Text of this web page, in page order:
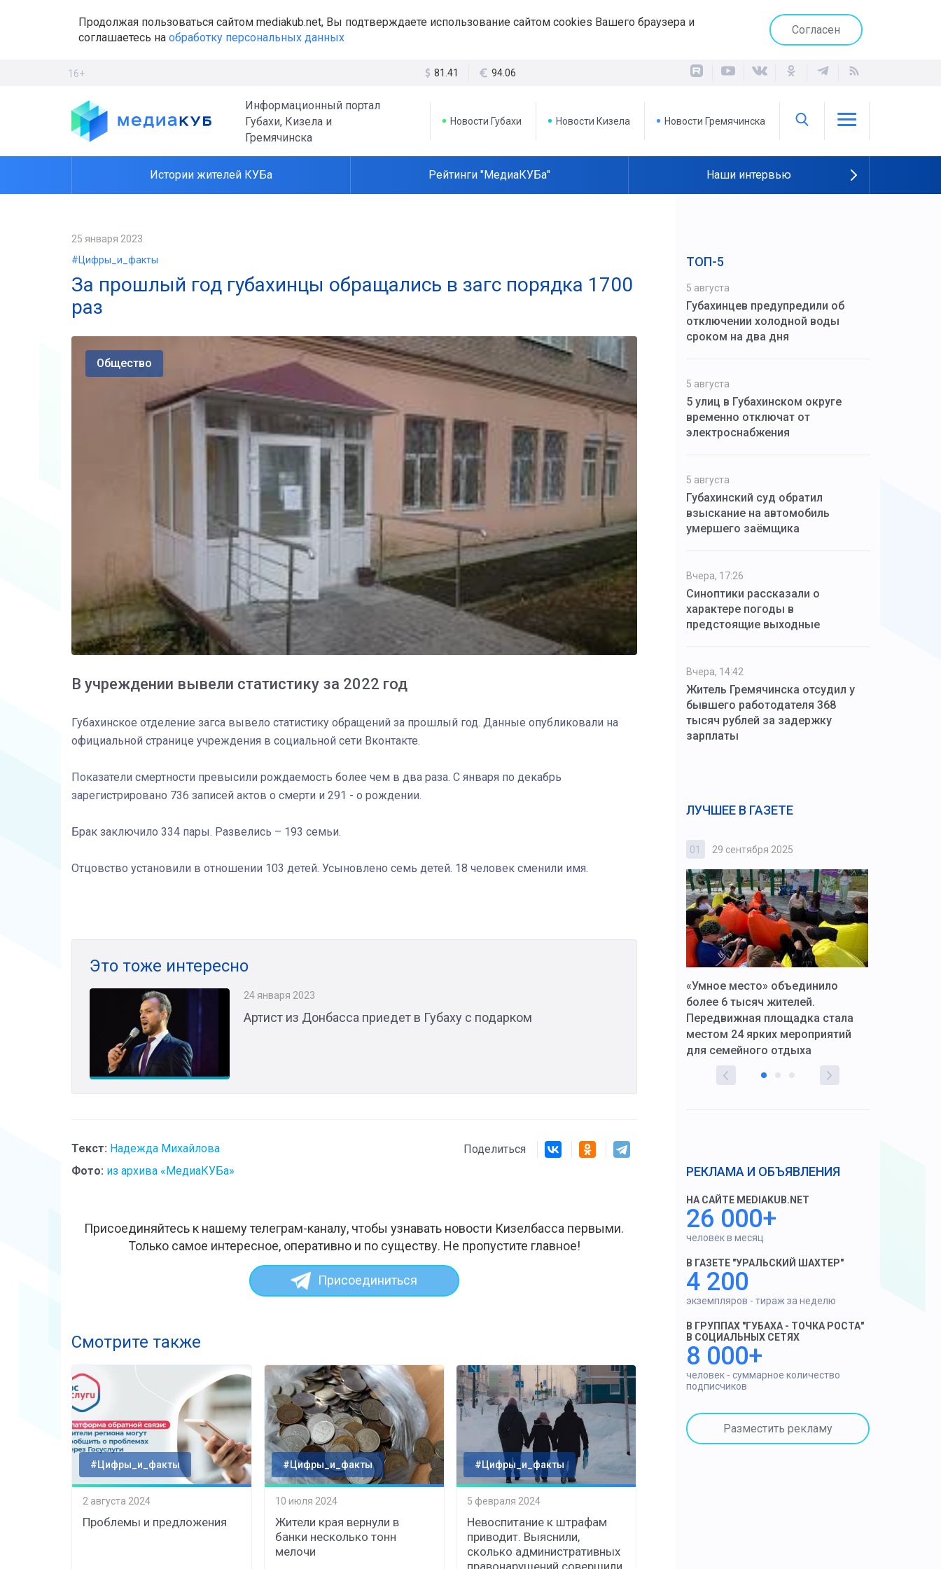
Продолжая пользоваться сайтом mediakub.net, Вы подтверждаете использование сайтом cookies Вашего браузера и
соглашаетесь на обработку персональных данных
Согласен
16+ 81.41 94.06
Информационный портал
Губахи, Кизела и
Гремячинска
Новости Губахи Новости Кизела Новости Гремячинска
Истории жителей КУБа Рейтинги "МедиаКУБа" Наши интервью
25 января 2023
#Цифры_и_факты
За прошлый год губахинцы обращались в загс порядка 1700
раз
Общество
В учреждении вывели статистику за 2022 год
Губахинское отделение загса вывело статистику обращений за прошлый год. Данные опубликовали на
официальной странице учреждения в социальной сети Вконтакте.
Показатели смертности превысили рождаемость более чем в два раза. С января по декабрь
зарегистрировано 736 записей актов о смерти и 291 - о рождении.
Брак заключило 334 пары. Развелись – 193 семьи.
Отцовство установили в отношении 103 детей. Усыновлено семь детей. 18 человек сменили имя.
Это тоже интересно
24 января 2023
Артист из Донбасса приедет в Губаху с подарком
Текст: Надежда Михайлова
Фото: из архива «МедиаКУБа»
Поделиться
Присоединяйтесь к нашему телеграм-каналу, чтобы узнавать новости Кизелбасса первыми.
Только самое интересное, оперативно и по существу. Не пропустите главное!
Присоединиться
Смотрите также
#Цифры_и_факты
2 августа 2024
Проблемы и предложения
#Цифры_и_факты
10 июля 2024
Жители края вернули в
банки несколько тонн
мелочи
#Цифры_и_факты
5 февраля 2024
Невоспитание к штрафам
приводит. Выяснили,
сколько административных
правонарушений совершили
ТОП-5
5 августа
Губахинцев предупредили об
отключении холодной воды
сроком на два дня
5 августа
5 улиц в Губахинском округе
временно отключат от
электроснабжения
5 августа
Губахинский суд обратил
взыскание на автомобиль
умершего заёмщика
Вчера, 17:26
Синоптики рассказали о
характере погоды в
предстоящие выходные
Вчера, 14:42
Житель Гремячинска отсудил у
бывшего работодателя 368
тысяч рублей за задержку
зарплаты
ЛУЧШЕЕ В ГАЗЕТЕ
спецоперации сделал
01 29 сентября 2025
«Умное место» объединило
более 6 тысяч жителей.
Передвижная площадка стала
местом 24 ярких мероприятий
для семейного отдыха
РЕКЛАМА И ОБЪЯВЛЕНИЯ
НА САЙТЕ MEDIAKUB.NET
26 000+
человек в месяц
В ГАЗЕТЕ "УРАЛЬСКИЙ ШАХТЕР"
4 200
экземпляров - тираж за неделю
В ГРУППАХ "ГУБАХА - ТОЧКА РОСТА"
В СОЦИАЛЬНЫХ СЕТЯХ
8 000+
человек - суммарное количество
подписчиков
Разместить рекламу